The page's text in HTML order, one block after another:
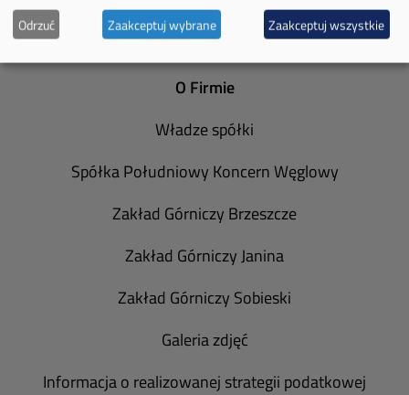
O Firmie
Władze spółki
Spółka Południowy Koncern Węglowy
Zakład Górniczy Brzeszcze
Zakład Górniczy Janina
Zakład Górniczy Sobieski
Galeria zdjęć
Informacja o realizowanej strategii podatkowej
Odrzuć Zaakceptuj wybrane Zaakceptuj wszystkie